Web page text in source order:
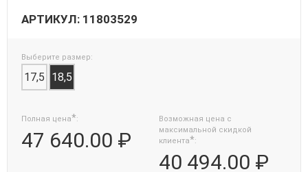
АРТИКУЛ: 11803529
Выберите размер:
17,5 18,5
Полная цена*:
47 640.00 ₽
Возможная цена с
максимальной скидкой
клиента*:
40 494.00 ₽